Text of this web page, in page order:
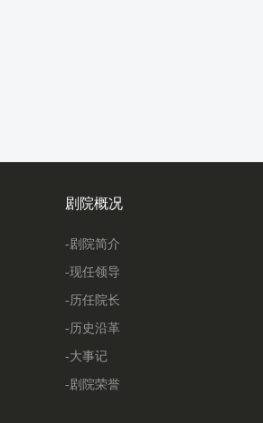
剧院概况
-剧院简介
-现任领导
-历任院长
-历史沿革
-大事记
-剧院荣誉